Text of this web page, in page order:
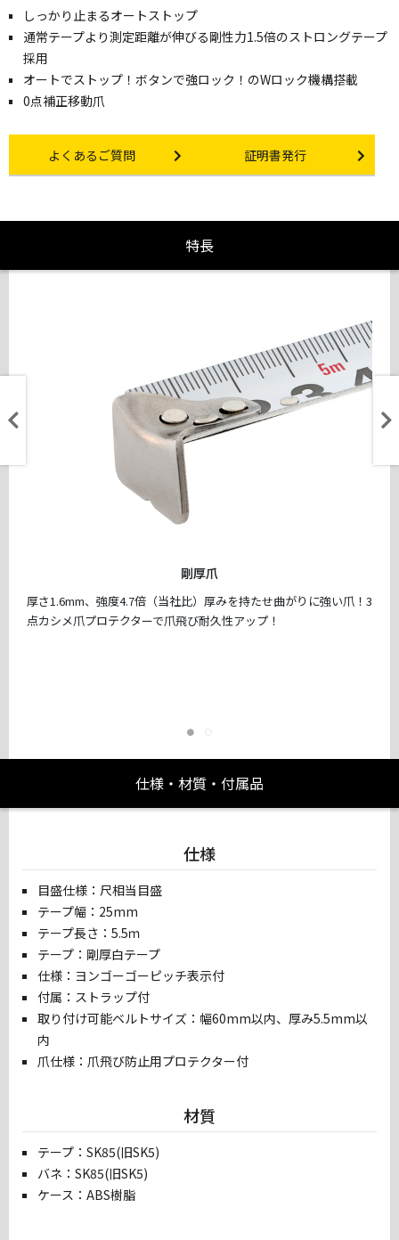
しっかり止まるオートストップ
通常テープより測定距離が伸びる剛性力1.5倍のストロングテープ
採用
オートでストップ！ボタンで強ロック！のWロック機構搭載
0点補正移動爪
Other link
よくあるご質問 Certificate Issuance
証明書発行
特長
剛厚爪
厚さ1.6mm、強度4.7倍（当社比）厚みを持たせ曲がりに強い爪！3
点カシメ爪プロテクターで爪飛び耐久性アップ！
仕様・材質・付属品
仕様
目盛仕様：尺相当目盛
テープ幅：25mm
テープ長さ：5.5ｍ
テープ：剛厚白テープ
仕様：ヨンゴーゴーピッチ表示付
付属：ストラップ付
取り付け可能ベルトサイズ：幅60mm以内、厚み5.5mm以
内
爪仕様：爪飛び防止用プロテクター付
材質
テープ：SK85(旧SK5)
バネ：SK85(旧SK5)
ケース：ABS樹脂